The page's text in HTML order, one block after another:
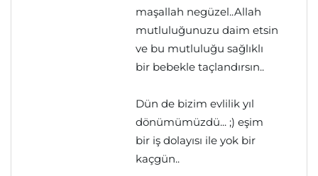
maşallah negüzel..Allah
mutluluğunuzu daim etsin
ve bu mutluluğu sağlıklı
bir bebekle taçlandırsın..
Dün de bizim evlilik yıl
dönümümüzdü... ;) eşim
bir iş dolayısı ile yok bir
kaçgün..